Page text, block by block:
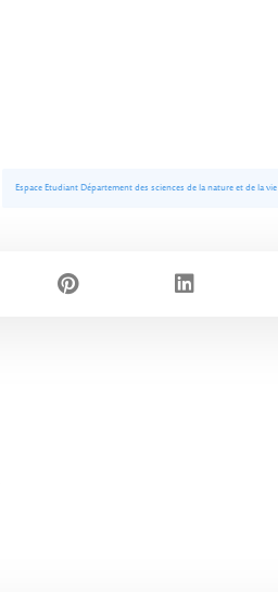
Espace Etudiant Département des sciences de la nature et de la vie